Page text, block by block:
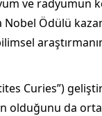
ve radyumun
Ödülü
Curies”)
olduğunu da